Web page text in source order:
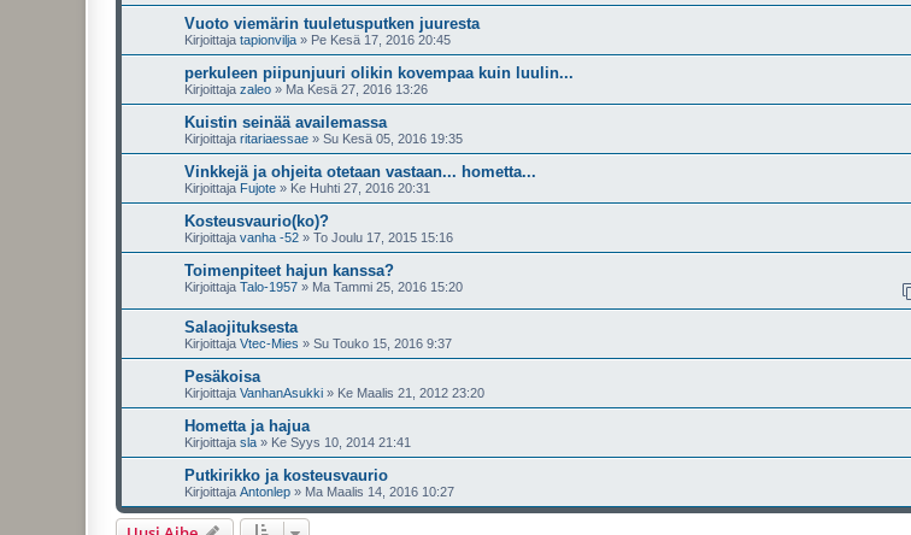
Vuoto viemärin tuuletusputken juuresta
Kirjoittaja tapionvilja » Pe Kesä 17, 2016 20:45
perkuleen piipunjuuri olikin kovempaa kuin luulin...
Kirjoittaja zaleo » Ma Kesä 27, 2016 13:26
Kuistin seinää availemassa
Kirjoittaja ritariaessae » Su Kesä 05, 2016 19:35
Vinkkejä ja ohjeita otetaan vastaan... hometta...
Kirjoittaja Fujote » Ke Huhti 27, 2016 20:31
Kosteusvaurio(ko)?
Kirjoittaja vanha -52 » To Joulu 17, 2015 15:16
Toimenpiteet hajun kanssa?
Kirjoittaja Talo-1957 » Ma Tammi 25, 2016 15:20
Salaojituksesta
Kirjoittaja Vtec-Mies » Su Touko 15, 2016 9:37
Pesäkoisa
Kirjoittaja VanhanAsukki » Ke Maalis 21, 2012 23:20
Hometta ja hajua
Kirjoittaja sla » Ke Syys 10, 2014 21:41
Putkirikko ja kosteusvaurio
Kirjoittaja Antonlep » Ma Maalis 14, 2016 10:27